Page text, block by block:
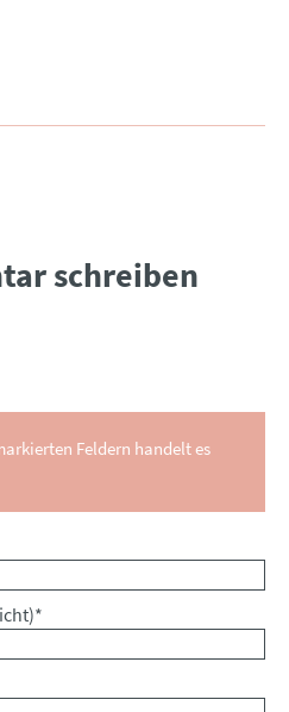
schreiben
Feldern handelt es
*